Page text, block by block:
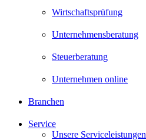
Wirtschaftsprüfung
Unternehmensberatung
Steuerberatung
Unternehmen online
Branchen
Service
Unsere Serviceleistungen